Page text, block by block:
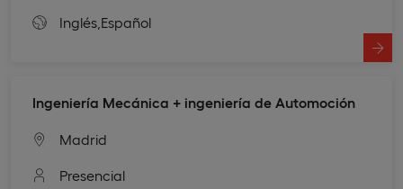
Inglés, Español
Ingeniería Mecánica + ingeniería de Automoción
Madrid
Presencial